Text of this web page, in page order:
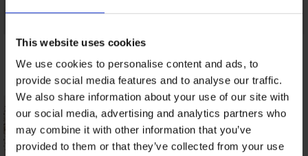
This website uses cookies
We use cookies to personalise content and ads, to
provide social media features and to analyse our traffic.
We also share information about your use of our site with
our social media, advertising and analytics partners who
may combine it with other information that you’ve
provided to them or that they’ve collected from your use
Grudnjak Marte
61,99 €
Grudnjak Maia 4D
podstavljeni
41,99 €
podstavljeni
20,99 €